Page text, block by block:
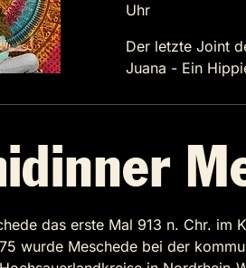
Uhr
Der letzte Joint
Juana - Ein
das erste Mal 913 n. Chr.
wurde Meschede bei der